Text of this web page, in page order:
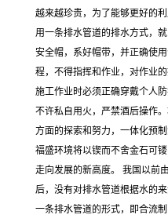
越来越珍贵，为了能够更好的
用一条排水管道的排水方式，
安全帽，系好帽带，并正确使
程，不得指挥和作业，对作业
施工作业时必须正确穿戴个人
不许私自用火，严禁酒后操作
方面的探索和努力，一体化预
福盛环境将以锲而不舍金石可
走向发展的新高度。 我国以前
后，没有对排水管道根据水的
一条排水管道的形式，即合流